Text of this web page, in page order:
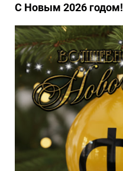
С Новым 2026 годом!